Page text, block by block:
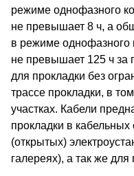
режиме однофазного
не превышает 8 ч, а
в режиме однофазного
не превышает 125 ч за
для прокладки без
трассе прокладки, в
участках. Кабели
прокладки в
(открытых)
галереях), а так же